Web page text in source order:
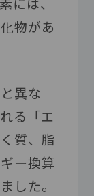
物があ
異な
る「エ
質、脂
ー換算
した。